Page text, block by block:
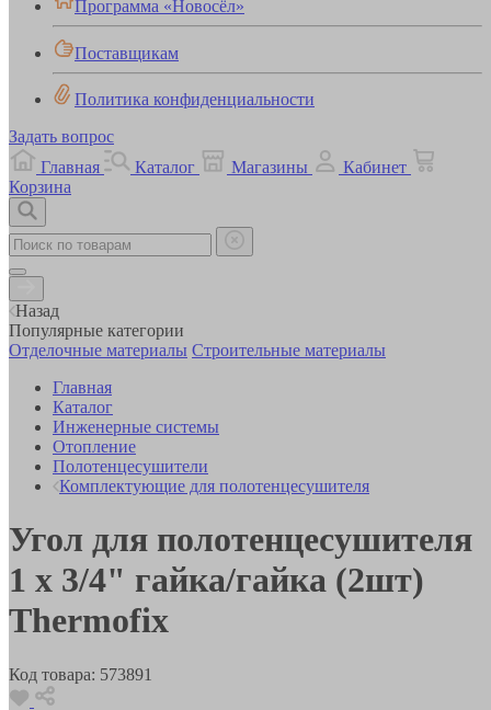
Программа «Новосёл»
Поставщикам
Политика конфиденциальности
Задать вопрос
Главная
Каталог Магазины
Кабинет
Корзина
Назад
Популярные категории
Отделочные материалы Строительные материалы
Главная
Каталог
Инженерные системы
Отопление
Полотенцесушители
Комплектующие для полотенцесушителя
Угол для полотенцесушителя
1 х 3/4" гайка/гайка (2шт)
Thermofix
Код товара: 573891